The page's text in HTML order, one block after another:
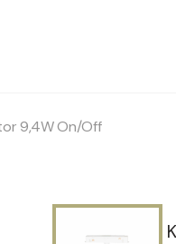
9,4W On/Off